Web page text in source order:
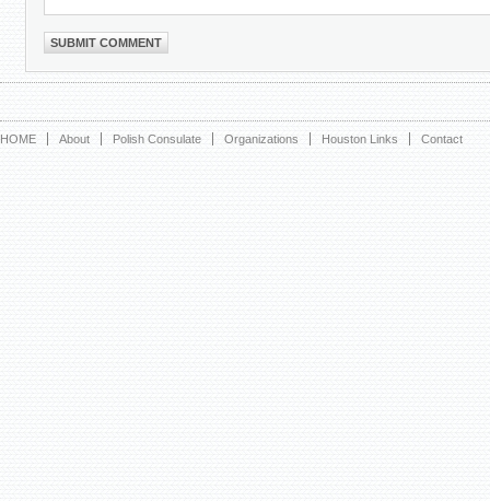
HOME About Polish Consulate Organizations Houston Links Contact